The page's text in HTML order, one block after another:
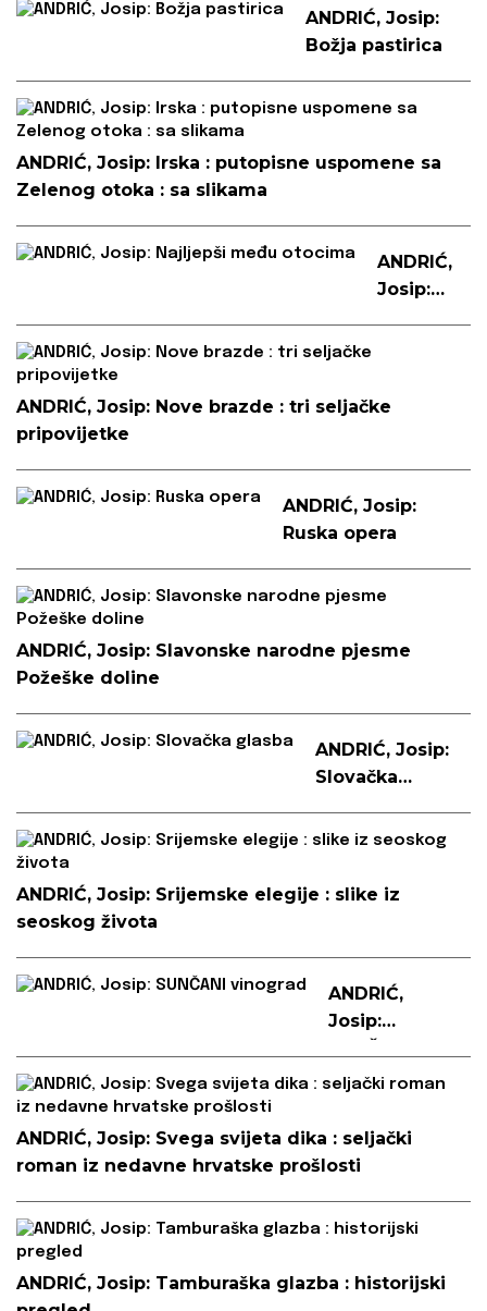
ANDRIĆ, Josip:
Božja pastirica
ANDRIĆ, Josip: Irska : putopisne uspomene sa
Zelenog otoka : sa slikama
ANDRIĆ,
Josip:
ANDRIĆ, Josip: Nove brazde : tri seljačke
pripovijetke
ANDRIĆ, Josip:
Ruska opera
ANDRIĆ, Josip: Slavonske narodne pjesme
Požeške doline
ANDRIĆ, Josip:
Slovačka
ANDRIĆ, Josip: Srijemske elegije : slike iz
seoskog života
ANDRIĆ,
Josip:
vinograd
ANDRIĆ, Josip: Svega svijeta dika : seljački
roman iz nedavne hrvatske prošlosti
ANDRIĆ, Josip: Tamburaška glazba : historijski